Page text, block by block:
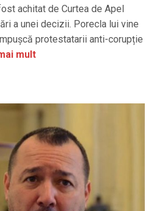
achitat de Curtea de Apel
a unei decizii. Porecla lui vine
protestatarii anti-corupție
mult